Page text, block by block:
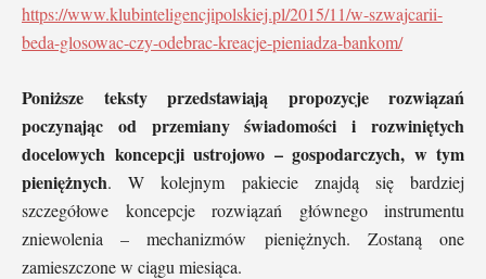
https://www.klubinteligencjipolskiej.pl/2015/11/w-szwajcarii-
beda-glosowac-czy-odebrac-kreacje-pieniadza-bankom/
Poniższe teksty przedstawiają propozycje rozwiązań
poczynając od przemiany świadomości i rozwiniętych
docelowych koncepcji ustrojowo – gospodarczych, w tym
pieniężnych. W kolejnym pakiecie znajdą się bardziej
szczegółowe koncepcje rozwiązań głównego instrumentu
zniewolenia – mechanizmów pieniężnych. Zostaną one
zamieszczone w ciągu miesiąca.